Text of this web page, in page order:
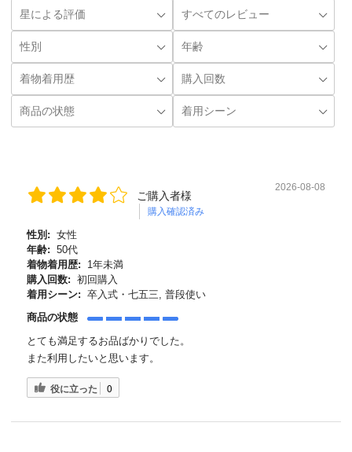
ご購入者様
購入確認済み
2026-08-08
性別: 女性
年齢: 50代
着物着用歴:
1年未満
購入回数: 初回購入
着用シーン: 卒入式・七五三, 普段使い
商品の状態
とても満足するお品ばかりでした。
また利用したいと思います。
役に立った 0